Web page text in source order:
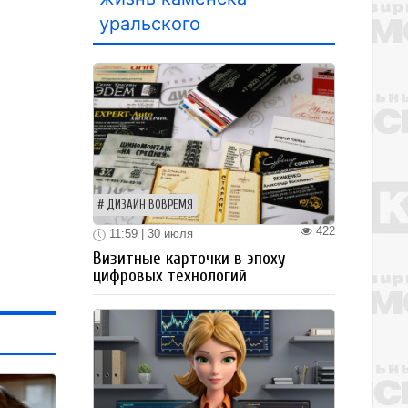
уральского
ДИЗАЙН ВОВРЕМЯ
422
11:59 | 30 июля
Визитные карточки в эпоху
цифровых технологий